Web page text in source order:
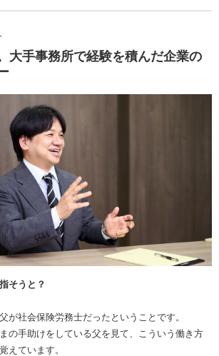
大手事務所で経験を積んだ企業の
そうと？
が社会保険労務士だったということです。
の手助けをしている父を見て、こういう働き方
えています。